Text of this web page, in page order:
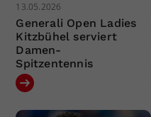
13.05.2026
Generali Open Ladies
Kitzbühel serviert
Damen-
Spitzentennis